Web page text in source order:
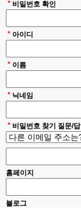
비밀번호 확인
*
* 아이디
* 이름
* 닉네임
* 비밀번호 찾기 질문/
홈페이지
블로그